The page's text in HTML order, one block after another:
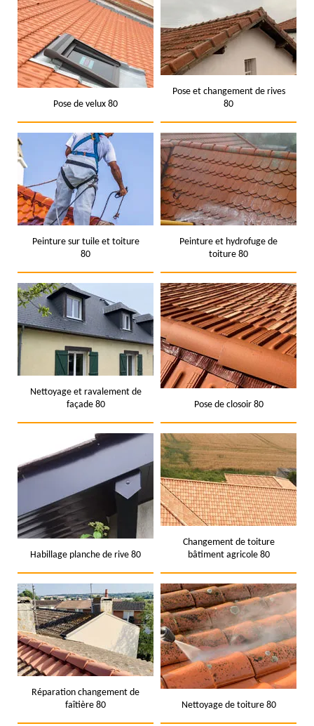
Pose de velux 80
Pose et changement de rives
80
Peinture sur tuile et toiture
80
Peinture et hydrofuge de
toiture 80
Nettoyage et ravalement de
façade 80
Pose de closoir 80
Habillage planche de rive 80
Changement de toiture
bâtiment agricole 80
Réparation changement de
faîtière 80
Nettoyage de toiture 80